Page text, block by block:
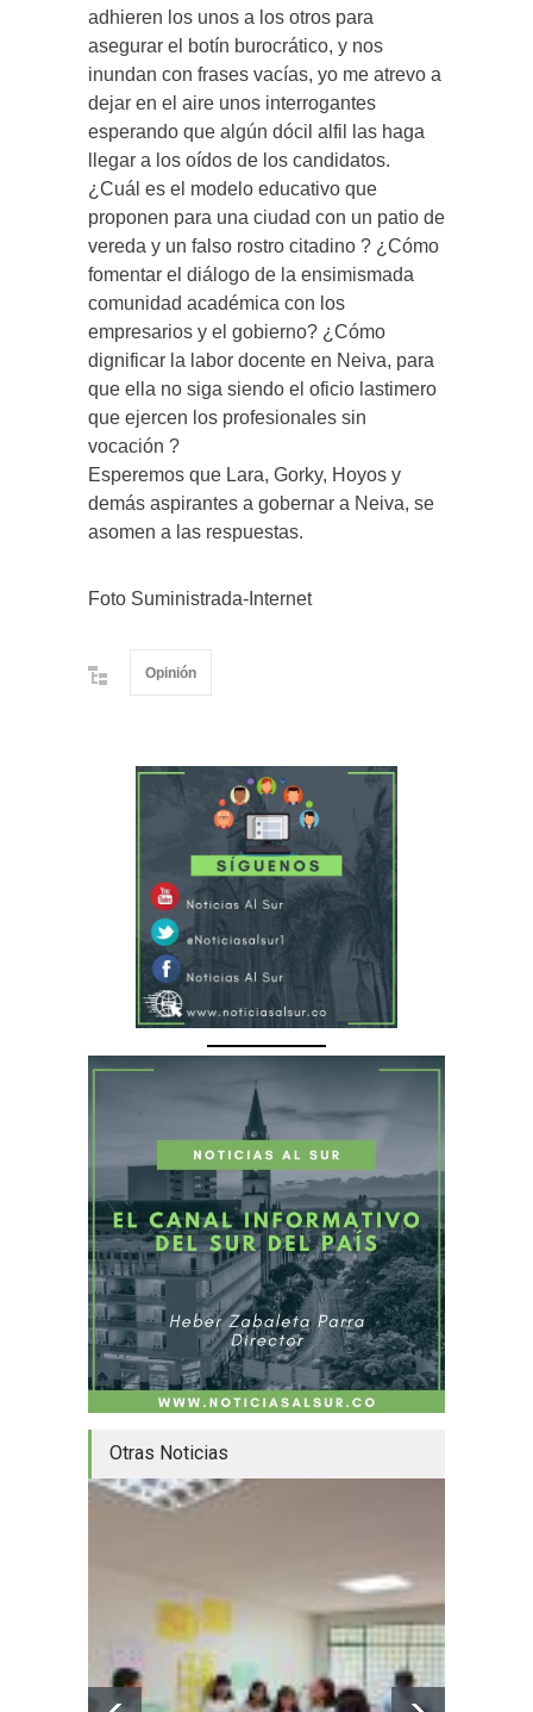
adhieren los unos a los otros para
asegurar el botín burocrático, y nos
inundan con frases vacías, yo me atrevo a
dejar en el aire unos interrogantes
esperando que algún dócil alfil las haga
llegar a los oídos de los candidatos.
¿Cuál es el modelo educativo que
proponen para una ciudad con un patio de
vereda y un falso rostro citadino ? ¿Cómo
fomentar el diálogo de la ensimismada
comunidad académica con los
empresarios y el gobierno? ¿Cómo
dignificar la labor docente en Neiva, para
que ella no siga siendo el oficio lastimero
que ejercen los profesionales sin
vocación ?
Esperemos que Lara, Gorky, Hoyos y
demás aspirantes a gobernar a Neiva, se
asomen a las respuestas.
Foto Suministrada-Internet
Opinión
Otras Noticias